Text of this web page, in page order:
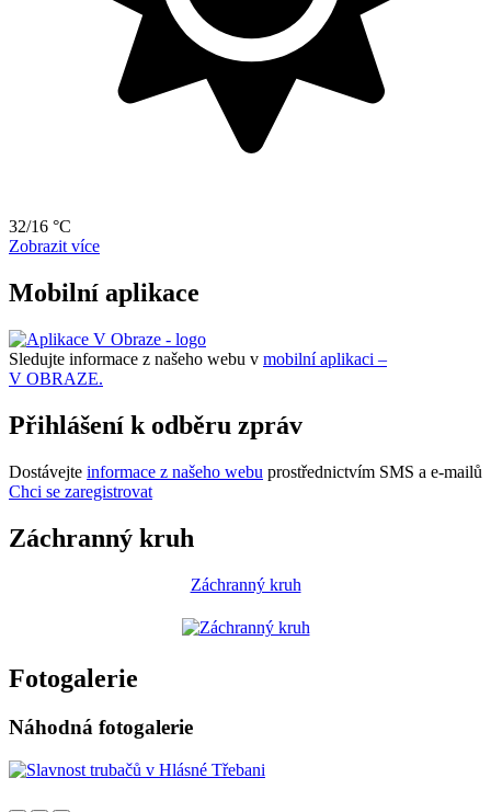
32/16 °C
Zobrazit více
Mobilní aplikace
Sledujte informace z našeho webu v mobilní aplikaci –
V OBRAZE.
Přihlášení k odběru zpráv
Dostávejte informace z našeho webu prostřednictvím SMS a e-mailů
Chci se zaregistrovat
Záchranný kruh
Záchranný kruh
Fotogalerie
Náhodná fotogalerie